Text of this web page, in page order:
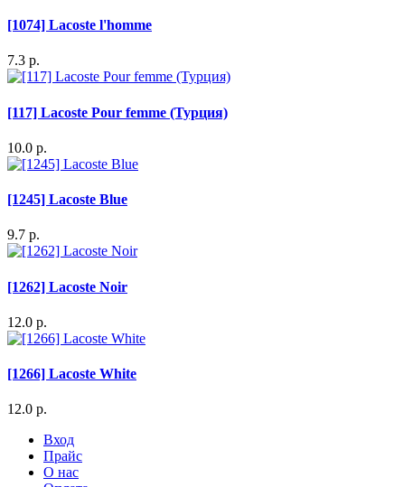
[1074] Lacoste l'homme
7.3 р.
[117] Lacoste Pour femme (Турция)
10.0 р.
[1245] Lacoste Blue
9.7 р.
[1262] Lacoste Noir
12.0 р.
[1266] Lacoste White
12.0 р.
Вход
Прайс
О нас